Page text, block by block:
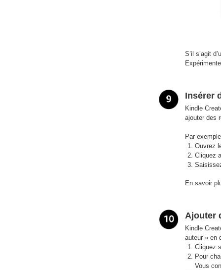
S’il s’agit
Insérer
Kindle
ajouter des
Par
Ouvrez
Cliquez
En savoir
Ajouter
Kindle
auteur » en
Cliquez
Pour
Vous